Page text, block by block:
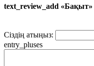
text_review_add «Бақыт»
Сіздің атыңыз:
entry_pluses